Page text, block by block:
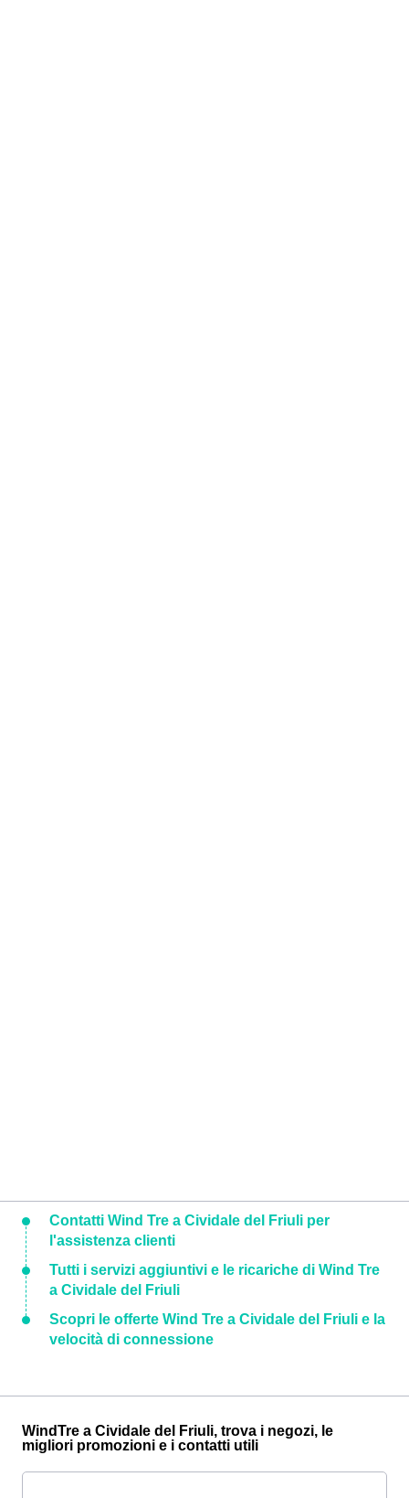
Contatti Wind Tre a Cividale del Friuli per
l'assistenza clienti
Tutti i servizi aggiuntivi e le ricariche di Wind Tre
a Cividale del Friuli
Scopri le offerte Wind Tre a Cividale del Friuli e la
velocità di connessione
WindTre a Cividale del Friuli, trova i negozi, le
migliori promozioni e i contatti utili